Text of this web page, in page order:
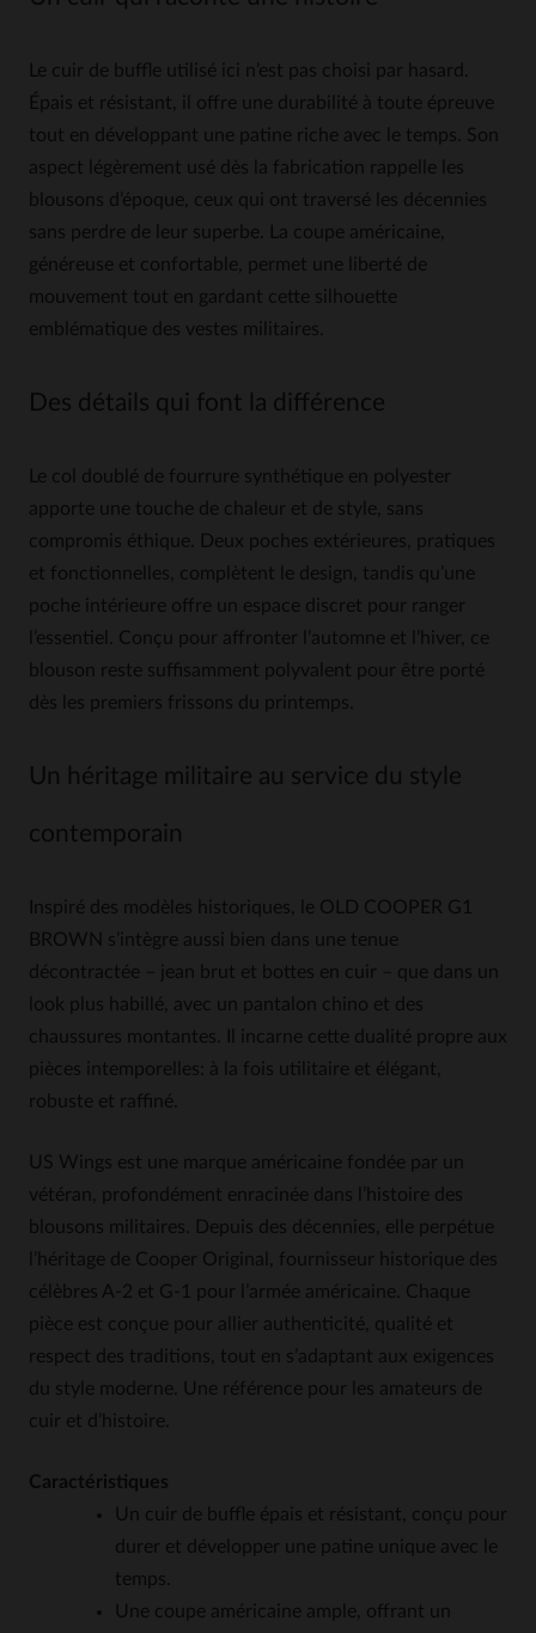
Le cuir de buffle utilisé ici n’est pas choisi par hasard.
Épais et résistant, il offre une durabilité à toute épreuve
tout en développant une patine riche avec le temps. Son
aspect légèrement usé dès la fabrication rappelle les
blousons d’époque, ceux qui ont traversé les décennies
sans perdre de leur superbe. La coupe américaine,
généreuse et confortable, permet une liberté de
mouvement tout en gardant cette silhouette
emblématique des vestes militaires.
Des détails qui font la différence
Le col doublé de fourrure synthétique en polyester
apporte une touche de chaleur et de style, sans
compromis éthique. Deux poches extérieures, pratiques
et fonctionnelles, complètent le design, tandis qu’une
poche intérieure offre un espace discret pour ranger
l’essentiel. Conçu pour affronter l’automne et l’hiver, ce
blouson reste suffisamment polyvalent pour être porté
dès les premiers frissons du printemps.
Un héritage militaire au service du style
contemporain
Inspiré des modèles historiques, le OLD COOPER G1
BROWN s’intègre aussi bien dans une tenue
décontractée – jean brut et bottes en cuir – que dans un
look plus habillé, avec un pantalon chino et des
chaussures montantes. Il incarne cette dualité propre aux
pièces intemporelles: à la fois utilitaire et élégant,
robuste et raffiné.
US Wings est une marque américaine fondée par un
vétéran, profondément enracinée dans l’histoire des
blousons militaires. Depuis des décennies, elle perpétue
l’héritage de Cooper Original, fournisseur historique des
célèbres A-2 et G-1 pour l’armée américaine. Chaque
pièce est conçue pour allier authenticité, qualité et
respect des traditions, tout en s’adaptant aux exigences
du style moderne. Une référence pour les amateurs de
cuir et d’histoire.
Caractéristiques
Un cuir de buffle épais et résistant, conçu pour
durer et développer une patine unique avec le
temps.
Une coupe américaine ample, offrant un